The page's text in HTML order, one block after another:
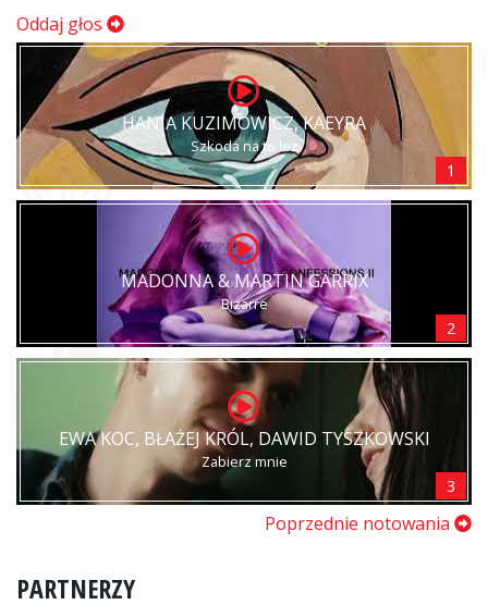
Oddaj głos
HANIA KUZIMOWICZ, KAEYRA
Szkoda na to łez
1
MADONNA & MARTIN GARRIX
Bizarre
2
EWA KOC, BŁAŻEJ KRÓL, DAWID TYSZKOWSKI
Zabierz mnie
3
Poprzednie notowania
PARTNERZY